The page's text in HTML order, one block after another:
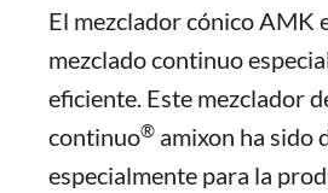
El mezclador cónico AMK
mezclado continuo
eficiente. Este mezclador
continuo® amixon ha sido
especialmente para la